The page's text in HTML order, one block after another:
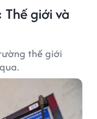
giới và
thế giới